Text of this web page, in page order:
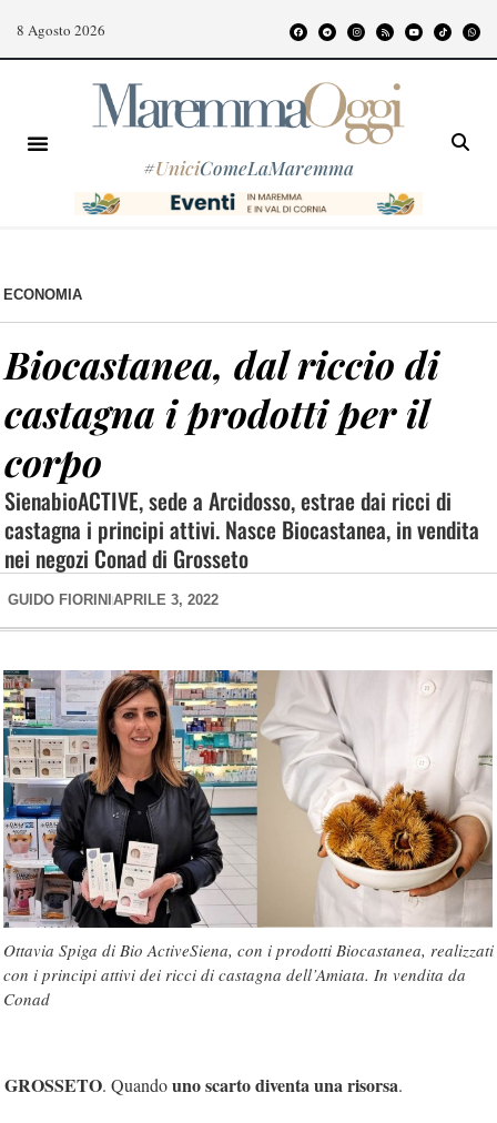
8 Agosto 2026
#UniciComeLaMaremma
ECONOMIA
Biocastanea, dal riccio di
castagna i prodotti per il
corpo
SienabioACTIVE, sede a Arcidosso, estrae dai ricci di
castagna i principi attivi. Nasce Biocastanea, in vendita
nei negozi Conad di Grosseto
GUIDO FIORINI APRILE 3, 2022
Ottavia Spiga di Bio ActiveSiena, con i prodotti Biocastanea, realizzati
con i principi attivi dei ricci di castagna dell’Amiata. In vendita da
Conad
GROSSETO. Quandouno scarto diventa una risorsa.